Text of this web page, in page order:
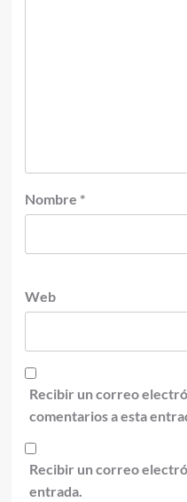
Nombre *
Web
Recibir un correo
comentarios a esta
Recibir un correo
entrada.